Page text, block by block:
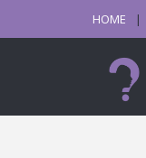
HOME